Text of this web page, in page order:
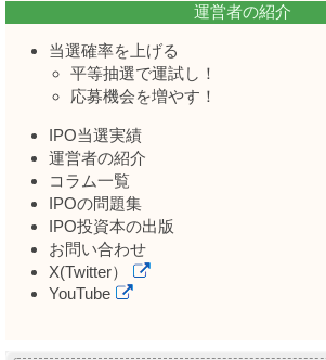
運営者の紹介
当選確率を上げる
平等抽選で運試し！
応募機会を増やす！
IPO当選実績
運営者の紹介
コラム一覧
IPOの問題集
IPO投資本の出版
お問い合わせ
X(Twitter）
YouTube